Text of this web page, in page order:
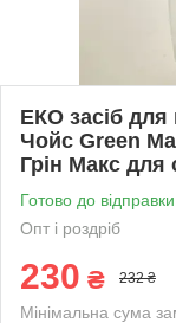
EКО засіб
Чойс Green
Грін Макс для
Готово до відправки
Опт і роздріб
230 ₴ 232 ₴
Мінімальна сума